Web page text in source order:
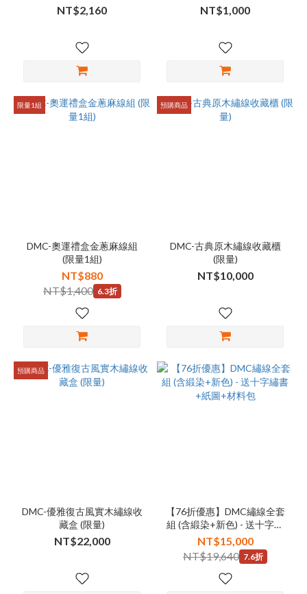
NT$2,160 NT$1,000
限量1組
DMC-奧運禮盒金蔥麻線組
(限量1組)
NT$880
NT$1,400 6.3折
預購商品
DMC-古典原木繡線收藏櫃
(限量)
NT$10,000
預購商品
DMC-優雅復古風實木繡線收
藏盒 (限量)
NT$22,000
【76折優惠】DMC繡線全套
組 (含緞染+新色) - 送十字繡
書+紙圖+材料包
NT$15,000
NT$19,640 7.6折